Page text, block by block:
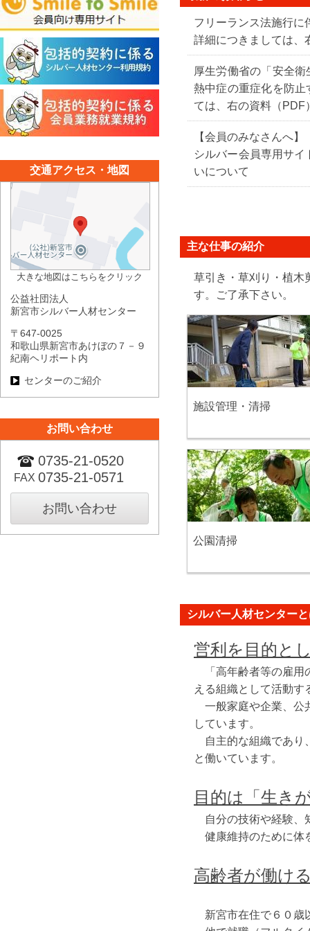
フリーランス法施行に
詳細につきましては、
厚生労働省の「安全
熱中症の重症化を防
ては、右の資料（PDF
【会員のみなさんへ】
シルバー会員専用サ
いについて
主な仕事の紹介
草引き・草刈り・植木
す。ご了承下さい。
施設管理・清掃
公園清掃
シルバー人材センター
営利を目的と
「高年齢者等の雇用
える組織として活動
一般家庭や企業、公
しています。
自主的な組織であり
と働いています。
目的は「生き
自分の技術や経験、
健康維持のために体
高齢者が働け
新宮市在住で６０歳
交通アクセス・地図
大きな地図はこちらをクリック
公益社団法人
新宮市シルバー人材センター
〒647-0025
和歌山県新宮市あけぼの７－９
紀南ヘリポート内
センターのご紹介
お問い合わせ
0735-21-0520
FAX 0735-21-0571
お問い合わせ